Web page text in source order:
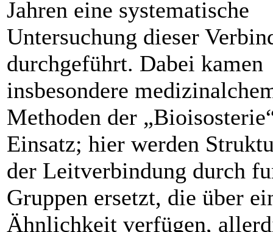
Jahren eine systematische
Untersuchung dieser
durchgeführt. Dabei kamen
insbesondere
Methoden der
Einsatz; hier werden
der Leitverbindung durch
Gruppen ersetzt, die über
Ähnlichkeit verfügen,